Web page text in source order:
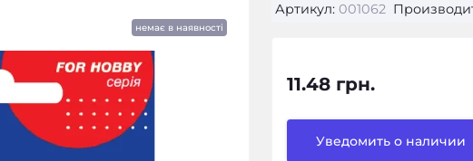
немає в наявності
Артикул: 001062
11.48 грн.
Уведомить о наличии